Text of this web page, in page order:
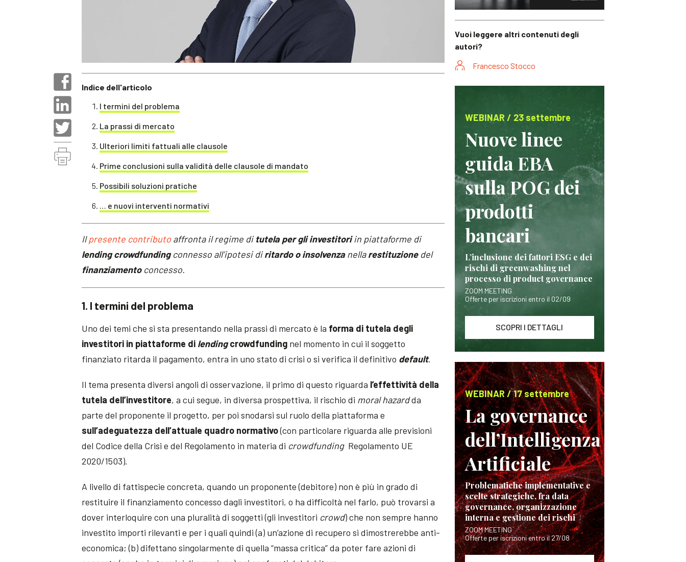
Indice dell'articolo
I termini del problema
La prassi di mercato
Ulteriori limiti fattuali alle clausole
Prime conclusioni sulla validità delle clausole di mandato
Possibili soluzioni pratiche
… e nuovi interventi normativi
Ilpresente contributo affronta il regime ditutela per gli investitoriin piattaforme di
lending crowdfundingconnesso all’ipotesi diritardo o insolvenzanellarestituzionedel
finanziamentoconcesso.
1. I termini del problema
Uno dei temi che si sta presentando nella prassi di mercato è la forma di tutela degli
investitori in piattaforme di lendingcrowdfunding nel momento in cui il soggetto
finanziato ritarda il pagamento, entra in uno stato di crisi o si verifica il definitivo default.
Il tema presenta diversi angoli di osservazione, il primo di questo riguarda l’effettività della
tutela dell’investitore, a cui segue, in diversa prospettiva, il rischio di moral hazardda
parte del proponente il progetto, per poi snodarsi sul ruolo della piattaforma e
sull’adeguatezza dell’attuale quadro normativo(con particolare riguarda alle previsioni
del Codice della Crisi e del Regolamento in materia di crowdfunding Regolamento UE
2020/1503).
A livello di fattispecie concreta, quando un proponente (debitore) non è più in grado di
restituire il finanziamento concesso dagli investitori, o ha difficoltà nel farlo, può trovarsi a
dover interloquire con una pluralità di soggetti (gli investitori crowd) che non sempre hanno
investito importi rilevanti e per i quali quindi (a) un’azione di recupero si dimostrerebbe anti-
economica; (b) difettano singolarmente di quella “massa critica” da poter fare azioni di
Vuoi leggere altri contenuti degli
autori?
Francesco Stocco
WEBINAR / 23 settembre
Nuove linee
guida EBA
sulla POG dei
prodotti
bancari
L’inclusione dei fattori ESG e dei
rischi di greenwashing nel
processo di product governance
ZOOM MEETING
Offerte per iscrizioni entro il 02/09
SCOPRI I DETTAGLI
WEBINAR / 17 settembre
La governance
dell’Intelligenza
Artificiale
Problematiche implementative e
scelte strategiche, fra data
governance, organizzazione
interna e gestione dei rischi
ZOOM MEETING
Offerte per iscrizioni entro il 27/08